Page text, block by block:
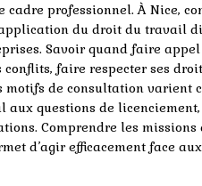
professionnel. À Nice,
du droit du travail
Savoir quand faire appel
faire respecter ses
de consultation varient
questions de
Comprendre les
d’agir efficacement face